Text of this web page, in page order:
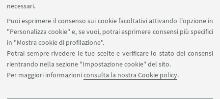
necessari.
Puoi esprimere il consenso sui cookie facoltativi attivando l'opzione in
"Personalizza cookie" e, se vuoi, potrai esprimere consensi più specifici
in "Mostra cookie di profilazione".
Potrai sempre rivedere le tue scelte e verificare lo stato dei consensi
rientrando nella sezione "Impostazione cookie" del sito.
Per maggiori informazioniconsulta la nostra Cookie policy.
SEGUI UNIBO SU:
APP: